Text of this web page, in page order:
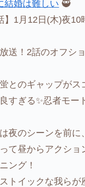
結婚は難しい 🥷
】1月12日(木)夜10
送！2話のオフシ
とのギャップがス
すぎる✨忍者モー
夜のシーンを前に、
て昼からアクショ
ング！
トイックな我らが